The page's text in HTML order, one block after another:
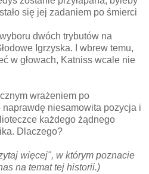
się jej zadaniem po śmierci
dwóch trybutów na
Igrzyska. I wbrew temu,
w głowach, Katniss wcale nie
wrażeniem po
naprawdę niesamowita pozycja i
każdego żądnego
Dlaczego?
więcej", w którym poznacie
na temat tej historii.)